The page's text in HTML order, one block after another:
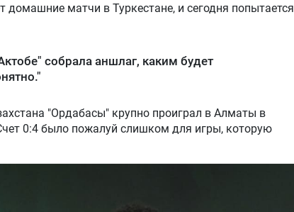
матчи в Туркестане, и сегодня попытается
собрала аншлаг, каким будет
"Ордабасы" крупно проиграл в Алматы в
0:4 было пожалуй слишком для игры, которую